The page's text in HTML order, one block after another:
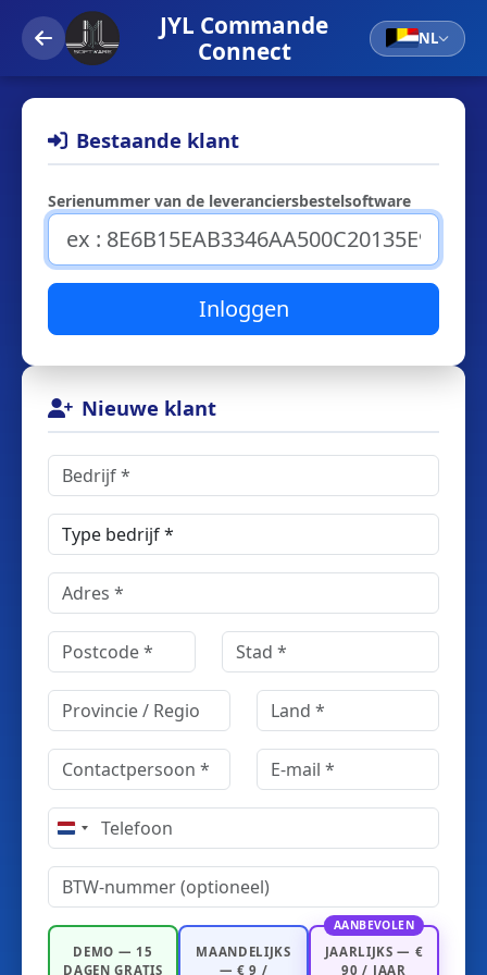
JYL Commande
Connect
NL
Nieuwe klant
Netherlands
+31
DEMO — 15
DAGEN GRATIS
MAANDELIJKS
— € 9 /
AANBEVOLEN
JAARLIJKS — €
90 / JAAR
Bestaande klant
Serienummer van de leveranciersbestelsoftware
Inloggen